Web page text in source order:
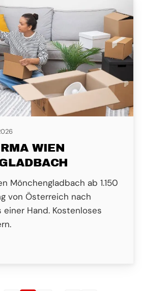
WIEN
Mönchengladbach ab 1.150
von Österreich nach
Hand. Kostenloses